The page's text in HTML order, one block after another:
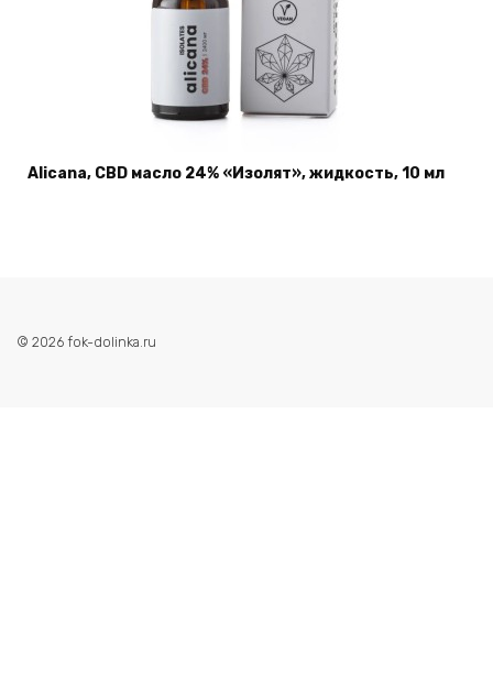
Alicana, CBD масло 24% «Изолят», жидкость, 10 мл
© 2026 fok-dolinka.ru